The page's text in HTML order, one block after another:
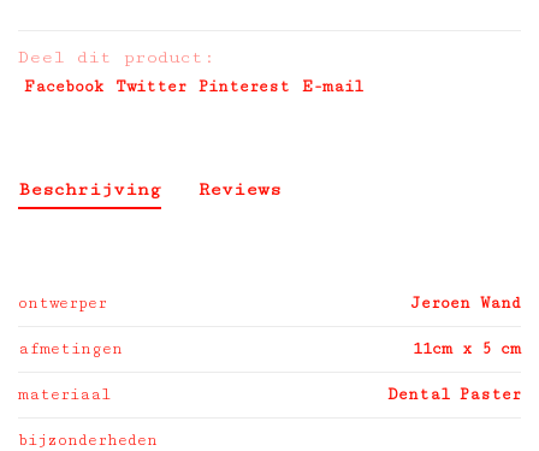
Deel dit product:
Facebook Twitter Pinterest E-mail
Beschrijving Reviews
ontwerper Jeroen Wand
afmetingen 11cm x 5 cm
materiaal Dental Paster
bijzonderheden